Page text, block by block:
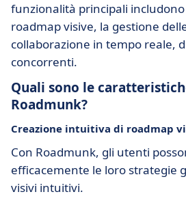
funzionalità principali
roadmap visive, la gestione
collaborazione in tempo reale,
concorrenti.
Quali sono le
Roadmunk?
Creazione intuitiva di roadmap
Con Roadmunk, gli utenti
efficacemente le loro strategie
visivi intuitivi.